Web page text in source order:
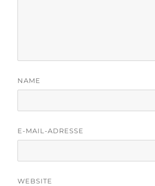
NAME
E-MAIL-ADRESSE
WEBSITE